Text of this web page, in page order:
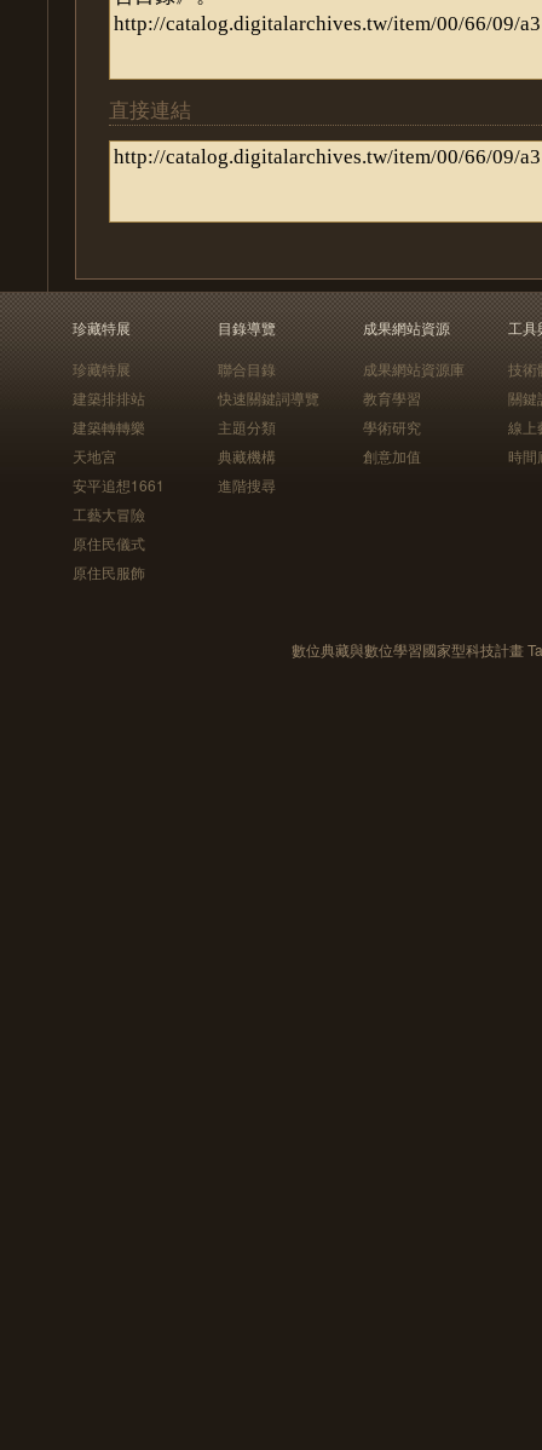
直接連結
珍藏特展
珍藏特展
建築排排站
建築轉轉樂
天地宮
安平追想1661
工藝大冒險
原住民儀式
原住民服飾
目錄導覽
聯合目錄
快速關鍵詞導覽
主題分類
典藏機構
進階搜尋
成果網站資源
成果網站資源庫
教育學習
學術研究
創意加值
工具
技術
關鍵
線上
時間
數位典藏與數位學習國家型科技計畫